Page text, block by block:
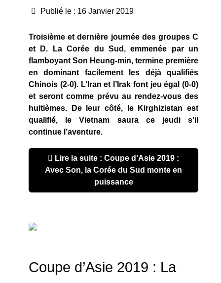
Publié le : 16 Janvier 2019
Troisième et dernière journée des groupes C
et D. La Corée du Sud, emmenée par un
flamboyant Son Heung-min, termine première
en dominant facilement les déjà qualifiés
Chinois (2-0). L’Iran et l’Irak font jeu égal (0-0)
et seront comme prévu au rendez-vous des
huitièmes. De leur côté, le Kirghizistan est
qualifié, le Vietnam saura ce jeudi s’il
continue l’aventure.
Lire la suite : Coupe d’Asie 2019 :
Avec Son, la Corée du Sud monte en
puissance
Coupe d’Asie 2019 : La